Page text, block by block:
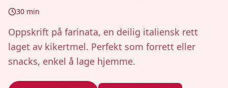
30 min
Oppskrift på farinata, en deilig italiensk rett
laget av kikertmel. Perfekt som forrett eller
snacks, enkel å lage hjemme.